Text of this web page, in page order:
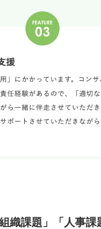
織課題」「人事